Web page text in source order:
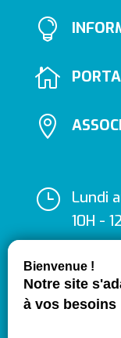



}
Lundi
10H -
Fermé
 05 63